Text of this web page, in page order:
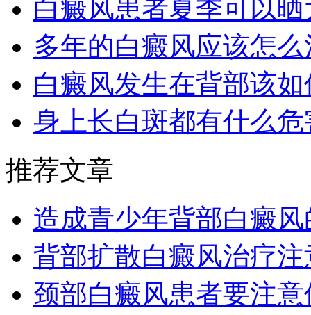
白癜风患者夏季可以
多年的白癜风应该怎
白癜风发生在背部该
身上长白斑都有什么危
推荐文章
造成青少年背部白癜风
背部扩散白癜风治疗
颈部白癜风患者要注意